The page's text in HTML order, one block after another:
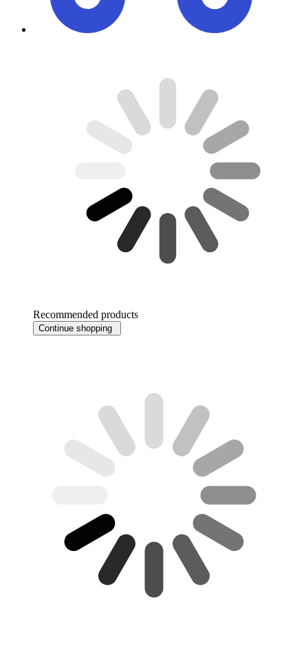
Recommended products
Continue shopping